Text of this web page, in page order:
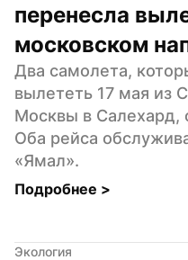
перенесла
московском
Два самолета,
вылететь 17 мая из
Москвы в Салехард,
Оба рейса
«Ямал».
Подробнее >
Экология